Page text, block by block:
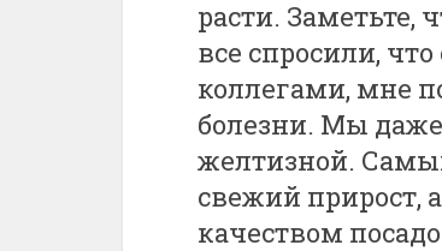
расти. Заметьте,
все спросили,
коллегами, мне
болезни. Мы
желтизной.
свежий прирост,
качеством